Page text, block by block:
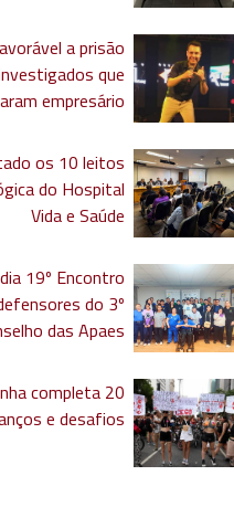
a prisão
que
empresário
os 10 leitos
do Hospital
Vida e Saúde
19º Encontro
do 3º
das Apaes
completa 20
e desafios